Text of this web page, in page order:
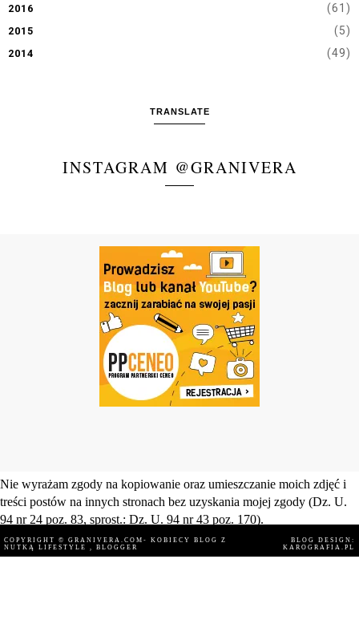
2016 (61)
2015 (5)
2014 (49)
TRANSLATE
INSTAGRAM @GRANIVERA
Nie wyrażam zgody na kopiowanie oraz umieszczanie moich zdjęć i
treści postów na innych stronach bez uzyskania mojej zgody (Dz. U.
94 nr 24 poz. 83, sprost.: Dz. U. 94 nr 43 poz. 170).
COPYRIGHT © GRANIVERA.COM- KOBIECY BLOG Z
NUTKĄ LIFESTYLE , BLOGGER
BLOG DESIGN:
KAROGRAFIA.PL